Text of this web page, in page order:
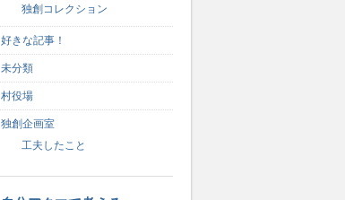
独創コレクション
好きな記事！
未分類
村役場
独創企画室
工夫したこと